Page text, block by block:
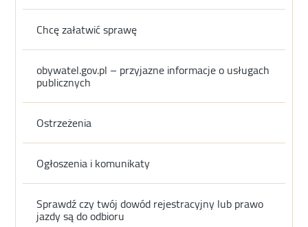
Chcę załatwić sprawę
obywatel.gov.pl – przyjazne informacje o usługach
publicznych
Ostrzeżenia
Ogłoszenia i komunikaty
Sprawdź czy twój dowód rejestracyjny lub prawo
jazdy są do odbioru